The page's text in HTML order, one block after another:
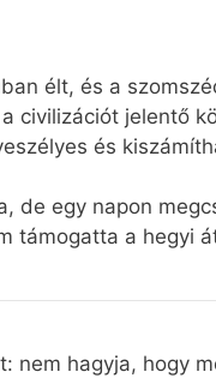
élt, és a
civilizációt jelentő
és
de egy napon
támogatta a hegyi
nem hagyja, hogy